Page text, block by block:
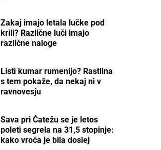
Zakaj imajo letala lučke pod
krili? Različne luči imajo
različne naloge
Listi kumar rumenijo? Rastlina
s tem pokaže, da nekaj ni v
ravnovesju
Sava pri Čatežu se je letos
poleti segrela na 31,5 stopinje:
kako vroča je bila doslej